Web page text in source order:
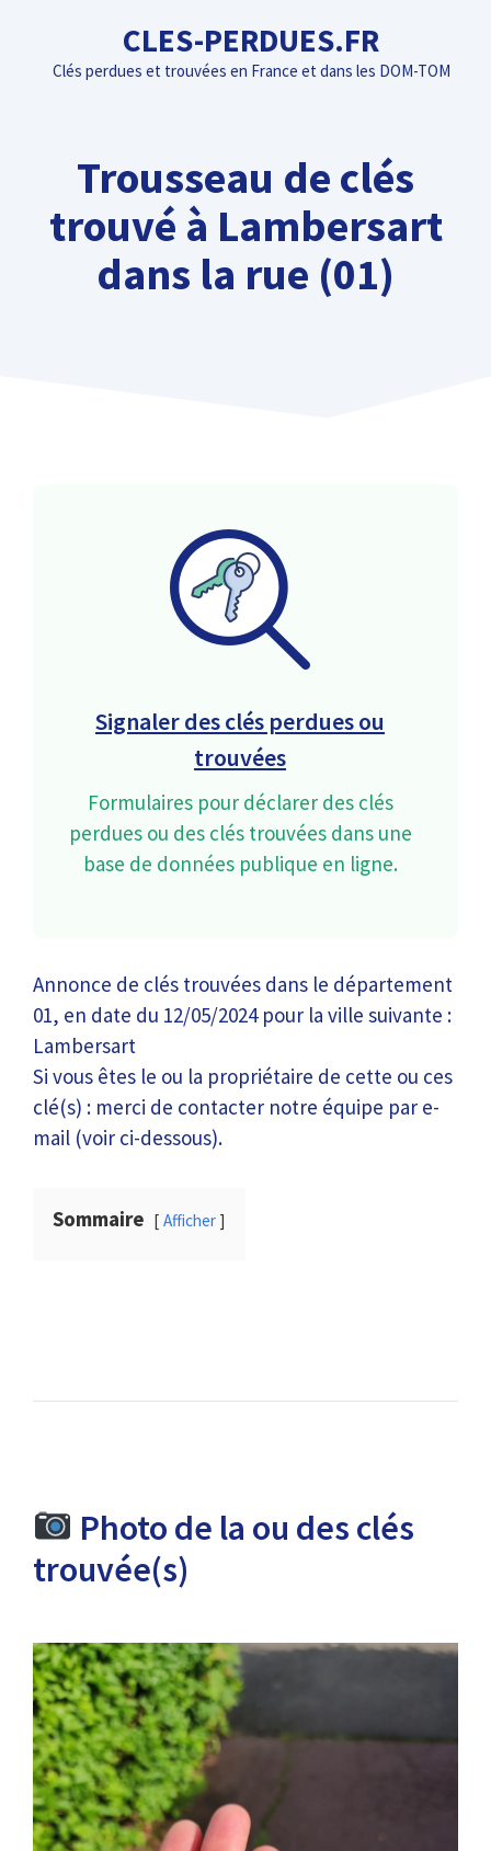
contenu
CLES-PERDUES.FR
Clés perdues et trouvées en France et dans les DOM-TOM
Trousseau de clés
trouvé à Lambersart
dans la rue (01)
Signaler des clés perdues ou
trouvées
Formulaires pour déclarer des clés
perdues ou des clés trouvées dans une
base de données publique en ligne.
Annonce de clés trouvées dans le département
01, en date du 12/05/2024 pour la ville suivante :
Lambersart
Si vous êtes le ou la propriétaire de cette ou ces
clé(s) : merci de contacter notre équipe par e-
mail (voir ci-dessous).
Sommaire Afficher
Photo de la ou des clés
trouvée(s)